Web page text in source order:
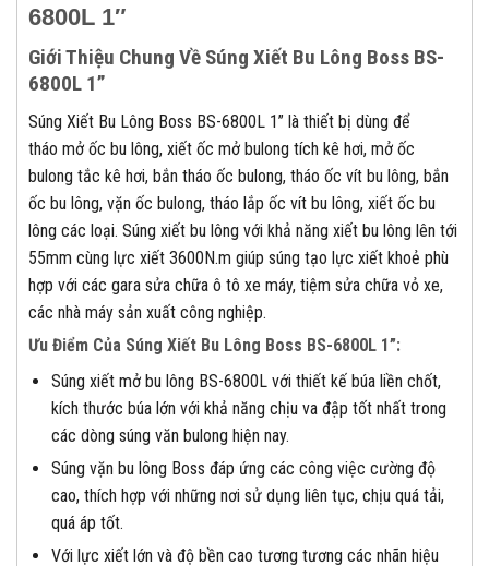
6800L 1″
Giới Thiệu Chung Về Súng Xiết Bu Lông Boss BS-
6800L 1”
Súng Xiết Bu Lông Boss BS-6800L 1” là thiết bị dùng để
tháo mở ốc bu lông, xiết ốc mở bulong tích kê hơi, mở ốc
bulong tắc kê hơi, bắn tháo ốc bulong, tháo ốc vít bu lông, bắn
ốc bu lông, vặn ốc bulong, tháo lắp ốc vít bu lông, xiết ốc bu
lông các loại. Súng xiết bu lông với khả năng xiết bu lông lên tới
55mm cùng lực xiết 3600N.m giúp súng tạo lực xiết khoẻ phù
hợp với các gara sửa chữa ô tô xe máy, tiệm sửa chữa vỏ xe,
các nhà máy sản xuất công nghiệp.
Ưu Điểm Của Súng Xiết Bu Lông Boss BS-6800L 1”:
Súng xiết mở bu lông BS-6800L với thiết kế búa liền chốt,
kích thước búa lớn với khả năng chịu va đập tốt nhất trong
các dòng súng văn bulong hiện nay.
Súng vặn bu lông Boss đáp ứng các công việc cường độ
cao, thích hợp với những nơi sử dụng liên tục, chịu quá tải,
quá áp tốt.
Với lực xiết lớn và độ bền cao tương tương các nhãn hiệu